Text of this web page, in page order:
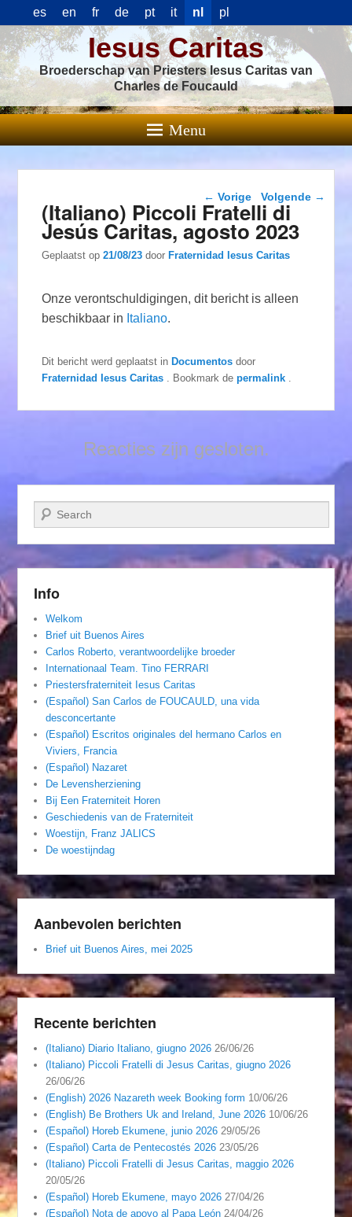
es en fr de pt it nl pl
Iesus Caritas
Broederschap van Priesters Iesus Caritas van
Charles de Foucauld
Menu
Berichtnavigatie
← Vorige Volgende →
(Italiano) Piccoli Fratelli di
Jesús Caritas, agosto 2023
Geplaatst op21/08/23 doorFraternidad Iesus Caritas
Onze verontschuldigingen, dit bericht is alleen
beschikbaar in Italiano.
Dit bericht werd geplaatst inDocumentos door
Fraternidad Iesus Caritas
. Bookmark depermalink
Reacties zijn gesloten.
Zoeken
Info
Welkom
Brief uit Buenos Aires
Carlos Roberto, verantwoordelijke broeder
Internationaal Team. Tino FERRARI
Priestersfraterniteit Iesus Caritas
(Español) San Carlos de FOUCAULD, una vida
desconcertante
(Español) Escritos originales del hermano Carlos en
Viviers, Francia
(Español) Nazaret
De Levensherziening
Bij Een Fraterniteit Horen
Geschiedenis van de Fraterniteit
Woestijn, Franz JALICS
De woestijndag
Aanbevolen berichten
Brief uit Buenos Aires, mei 2025
Recente berichten
(Italiano) Diario Italiano, giugno 2026 26/06/26
(Italiano) Piccoli Fratelli di Jesus Caritas, giugno 2026
26/06/26
(English) 2026 Nazareth week Booking form 10/06/26
(English) Be Brothers Uk and Ireland, June 2026 10/06/26
(Español) Horeb Ekumene, junio 2026 29/05/26
(Español) Carta de Pentecostés 2026 23/05/26
(Italiano) Piccoli Fratelli di Jesus Caritas, maggio 2026
20/05/26
(Español) Horeb Ekumene, mayo 2026 27/04/26
(Español) Nota de apoyo al Papa León 24/04/26